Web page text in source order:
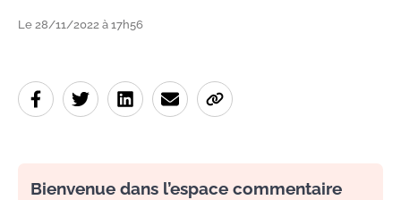
Le 28/11/2022 à 17h56
Bienvenue dans l’espace commentaire